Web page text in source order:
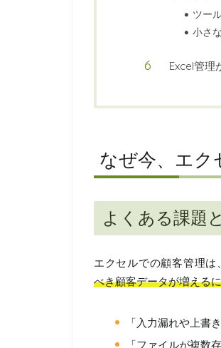
ツー
小さ
Excel管理
なぜ今、エク
よくある課題
エクセルでの顧客管理は
べき顧客データが増える
「入力漏れや上書
「ファイルが複数